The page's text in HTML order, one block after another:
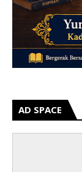
AD SPACE